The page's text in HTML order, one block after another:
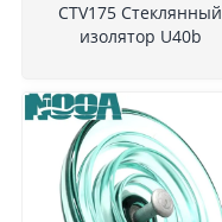
CTV175 Стеклянный
изолятор U40b